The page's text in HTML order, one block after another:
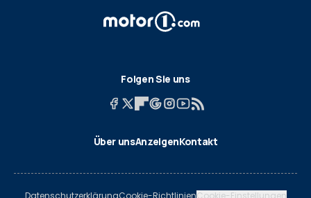
Folgen Sie uns
Über unsAnzeigenKontakt